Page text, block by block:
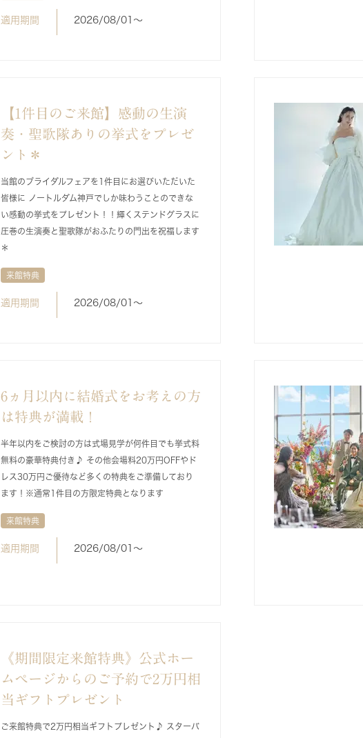
適用期間 2026/08/01〜
【1件目のご来館】感動の生演
奏・聖歌隊ありの挙式をプレゼ
ント＊
当館のブライダルフェアを1件目にお選びいただいた
皆様に ノートルダム神戸でしか味わうことのできな
い感動の挙式をプレゼント！！輝くステンドグラスに
圧巻の生演奏と聖歌隊がおふたりの門出を祝福します
＊
来館特典
適用期間 2026/08/01〜
6ヵ月以内に結婚式をお考えの方
は特典が満載！
半年以内をご検討の方は式場見学が何件目でも挙式料
無料の豪華特典付き♪ その他会場料20万円OFFやド
レス30万円ご優待など多くの特典をご準備しており
ます！※通常1件目の方限定特典となります
来館特典
適用期間 2026/08/01〜
《期間限定来館特典》公式ホー
ムページからのご予約で2万円相
当ギフトプレゼント
ご来館特典で2万円相当ギフトプレゼント♪ スターバ